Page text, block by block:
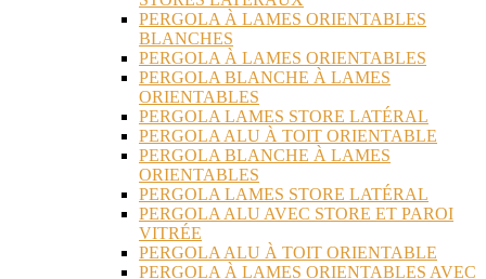
PERGOLA À LAMES ORIENTABLES
BLANCHES
PERGOLA À LAMES ORIENTABLES
PERGOLA BLANCHE À LAMES
ORIENTABLES
PERGOLA LAMES STORE LATÉRAL
PERGOLA ALU À TOIT ORIENTABLE
PERGOLA BLANCHE À LAMES
ORIENTABLES
PERGOLA LAMES STORE LATÉRAL
PERGOLA ALU AVEC STORE ET PAROI
VITRÉE
PERGOLA ALU À TOIT ORIENTABLE
PERGOLA À LAMES ORIENTABLES AVEC